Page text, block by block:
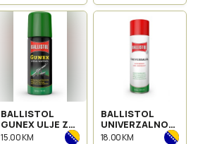
BALLISTOL
GUNEX ULJE ZA
ORUZJE SPREJ
15.00 KM
BALLISTOL
UNIVERZALNO
ULJE ZA ORUZJE
18.00 KM